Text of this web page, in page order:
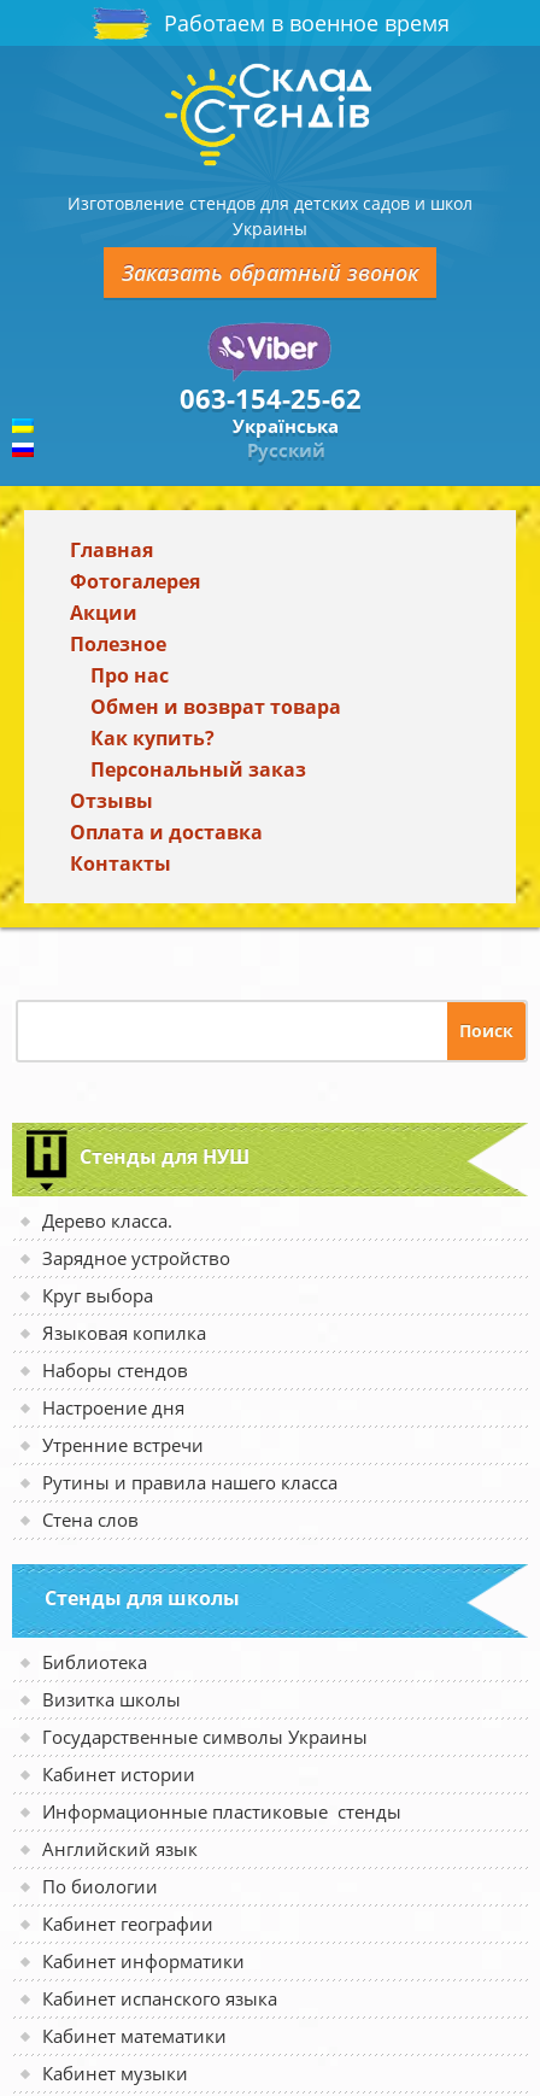
Работаем в военное время
Изготовление стендов для детских садов и школ
Украины
Заказать обратный звонок
063-154-25-62
Українська
Русский
Главная
Фотогалерея
Акции
Полезное
Про нас
Обмен и возврат товара
Как купить?
Персональный заказ
Отзывы
Оплата и доставка
Контакты
Стенды для НУШ
Дерево класса.
Зарядное устройство
Круг выбора
Языковая копилка
Наборы стендов
Настроение дня
Утренние встречи
Рутины и правила нашего класса
Стена слов
Стенды для школы
Библиотека
Визитка школы
Государственные символы Украины
Кабинет истории
Информационные пластиковые стенды
Английский язык
По биологии
Кабинет географии
Кабинет информатики
Кабинет испанского языка
Кабинет математики
Кабинет музыки